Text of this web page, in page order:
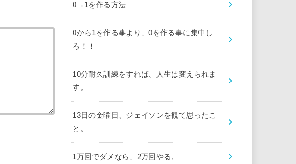
0→1を作る方法
0から1を作る事より、0を作る事に集中し
ろ！！
10分耐久訓練をすれば、人生は変えられま
す。
13日の金曜日、ジェイソンを観て思ったこ
と。
1万回でダメなら、2万回やる。